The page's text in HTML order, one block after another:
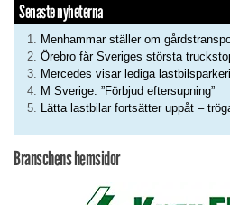
Senaste nyheterna
Menhammar ställer om
Örebro får Sveriges största
Mercedes visar lediga
M Sverige: ”Förbjud eftersupning”
Lätta lastbilar fortsätter uppåt –
Branschens hemsidor